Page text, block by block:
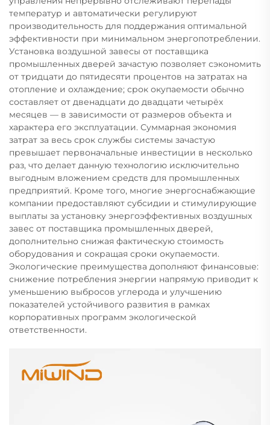
температур и автоматически регулируют
производительность для поддержания оптимальной
эффективности при минимальном энергопотреблении.
Установка воздушной завесы от поставщика
промышленных дверей зачастую позволяет сэкономить
от тридцати до пятидесяти процентов на затратах на
отопление и охлаждение; срок окупаемости обычно
составляет от двенадцати до двадцати четырёх
месяцев — в зависимости от размеров объекта и
характера его эксплуатации. Суммарная экономия
затрат за весь срок службы системы зачастую
превышает первоначальные инвестиции в несколько
раз, что делает данную технологию исключительно
выгодным вложением средств для промышленных
предприятий. Кроме того, многие энергоснабжающие
компании предоставляют субсидии и стимулирующие
выплаты за установку энергоэффективных воздушных
завес от поставщика промышленных дверей,
дополнительно снижая фактическую стоимость
оборудования и сокращая сроки окупаемости.
Экологические преимущества дополняют финансовые:
снижение потребления энергии напрямую приводит к
уменьшению выбросов углерода и улучшению
показателей устойчивого развития в рамках
корпоративных программ экологической
ответственности.